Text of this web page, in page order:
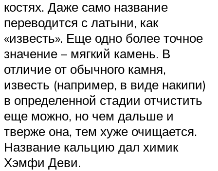
костях. Даже само название
переводится с латыни, как
«известь». Еще одно более точное
значение – мягкий камень. В
отличие от обычного камня,
известь (например, в виде накипи)
в определенной стадии отчистить
еще можно, но чем дальше и
тверже она, тем хуже очищается.
Название кальцию дал химик
Хэмфи Деви.